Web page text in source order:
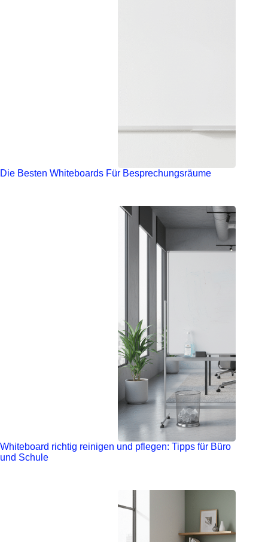
Die Besten Whiteboards Für Besprechungsräume
Whiteboard richtig reinigen und pflegen: Tipps für Büro
und Schule